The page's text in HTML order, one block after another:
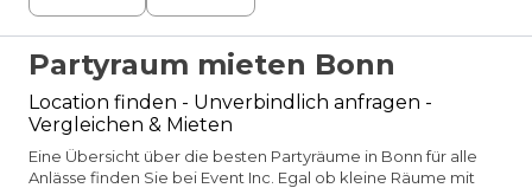
Partyraum mieten Bonn
Location finden - Unverbindlich anfragen -
Vergleichen & Mieten
Eine Übersicht über die besten Partyräume in Bonn für alle
Anlässe finden Sie bei Event Inc. Egal ob kleine Räume mit